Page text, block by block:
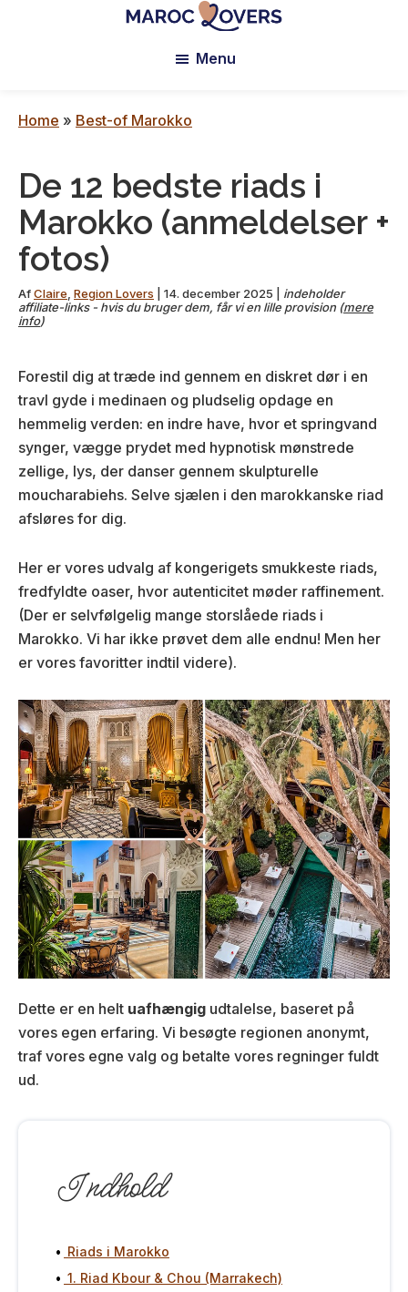
Menu
Home » Best-of Marokko
De 12 bedste riads i
Marokko (anmeldelser +
fotos)
AfClaire, Region Lovers 14. december 2025
indeholder
affiliate-links - hvis du bruger dem, får vi en lille provision (mere
info)
Forestil dig at træde ind gennem en diskret dør i en
travl gyde i medinaen og pludselig opdage en
hemmelig verden: en indre have, hvor et springvand
synger, vægge prydet med hypnotisk mønstrede
zellige, lys, der danser gennem skulpturelle
moucharabiehs. Selve sjælen i den marokkanske riad
afsløres for dig.
Her er vores udvalg af kongerigets smukkeste riads,
fredfyldte oaser, hvor autenticitet møder raffinement.
(Der er selvfølgelig mange storslåede riads i
Marokko. Vi har ikke prøvet dem alle endnu! Men her
er vores favoritter indtil videre).
Dette er en helt uafhængig udtalelse, baseret på
vores egen erfaring. Vi besøgte regionen anonymt,
traf vores egne valg og betalte vores regninger fuldt
ud.
Indhold
Riads i Marokko
1. Riad Kbour & Chou (Marrakech)